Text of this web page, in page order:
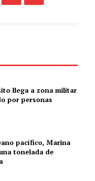
llega a zona militar
por personas
pacífico, Marina
tonelada de